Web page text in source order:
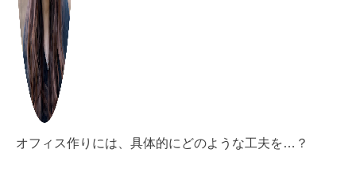
オフィス作りには、具体的にどのような工夫を…？